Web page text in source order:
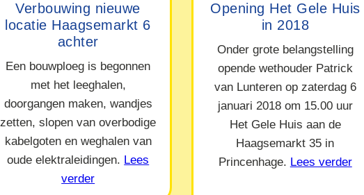
Verbouwing nieuwe
locatie Haagsemarkt 6
achter
Een bouwploeg is begonnen
met het leeghalen,
doorgangen maken, wandjes
zetten, slopen van overbodige
kabelgoten en weghalen van
oude elektraleidingen. Lees
verder
Opening Het Gele Huis
in 2018
Onder grote belangstelling
opende wethouder Patrick
van Lunteren op zaterdag 6
januari 2018 om 15.00 uur
Het Gele Huis aan de
Haagsemarkt 35 in
Princenhage. Lees verder